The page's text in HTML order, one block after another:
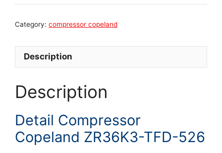
Category: compressor copeland
Description
Description
Detail Compressor
Copeland ZR36K3-TFD-526